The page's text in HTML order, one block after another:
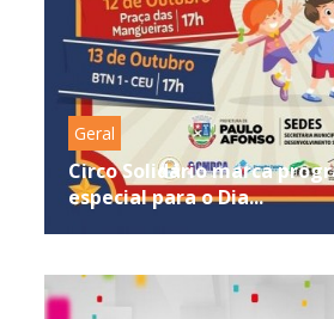
Geral
Circo Solidário marca
especial para o Dia...